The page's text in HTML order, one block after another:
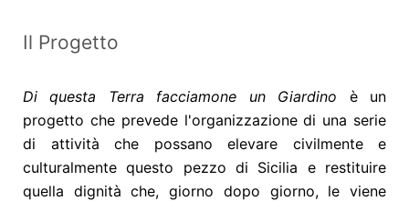
Il Progetto
Di questa Terra facciamone un Giardino è un
progetto che prevede l'organizzazione di una serie
di attività che possano elevare civilmente e
culturalmente questo pezzo di Sicilia e restituire
quella dignità che, giorno dopo giorno, le viene